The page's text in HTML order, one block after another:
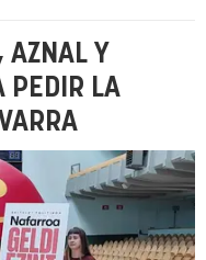
AZNAL Y
PEDIR LA